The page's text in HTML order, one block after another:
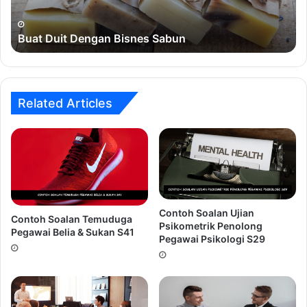
a) Sangat Kerap
b) Kerap
c) Tidak Pasti
d) Kadang-kadang
e) Tidak Pernah
Saya ingin mengetahui sesuatu dengan lebih
mendalam
a) Sangat Tidak Setuju
b) Agak Tidak Setuju
c) Tidak Setuju mahupun Setuju
d) Agak Setuju
Buat Duit Dengan Bisnes Sabun
Related Articles
Contoh Soalan Temuduga
Pegawai Belia & Sukan S41
Contoh Soalan Ujian
Psikometrik Penolong
Pegawai Psikologi S29